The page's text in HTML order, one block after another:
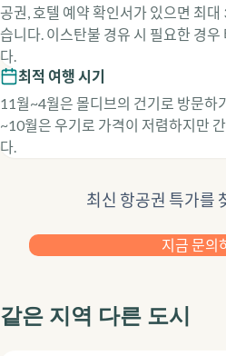
공권, 호텔 예약 확인서가 있으면 최
습니다. 이스탄불 경유 시 필요한 경
다.
최적 여행 시기
11월~4월은 몰디브의 건기로 방문하
~10월은 우기로 가격이 저렴하지만
다.
최신 항공권 특가를
지금 문의
같은 지역 다른 도시